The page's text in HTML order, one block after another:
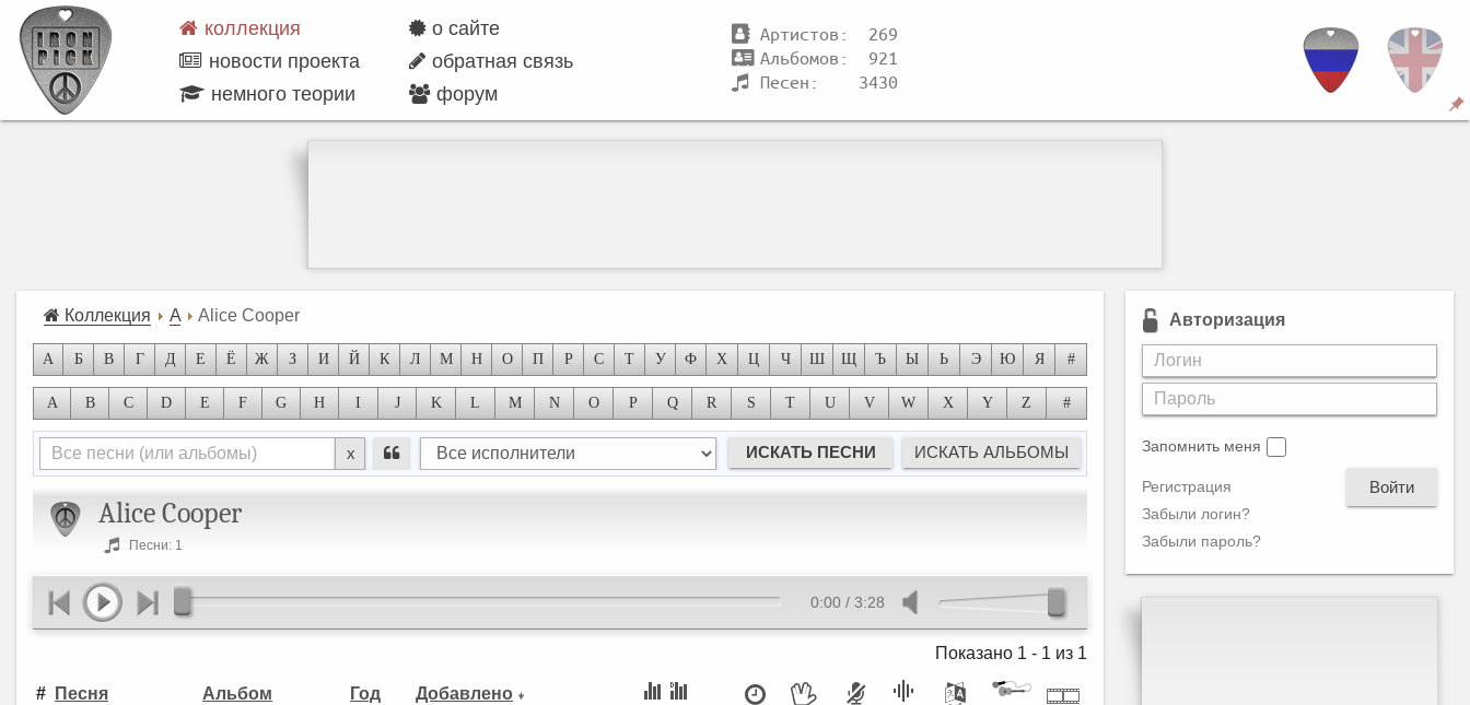
коллекция
о сайте
новости проекта
обратная связь
немного теории
форум
Артистов: 269
Альбомов: 921
Песен: 3430
Коллекция A Alice Cooper
А Б В Г Д Е Ё Ж З И Й К Л М Н О П Р С Т У Ф Х Ц Ч Ш Щ Ъ Ы Ь Э Ю Я #
A B C D E F G H I J K L M N O P Q R S T U V W X Y Z #
x
Alice Cooper
Песни: 1
0:00 / 3:28
Показано 1 - 1 из 1
# Песня Альбом Год Добавлено
Авторизация
Запомнить меня
Войти
Регистрация
Забыли логин?
Забыли пароль?